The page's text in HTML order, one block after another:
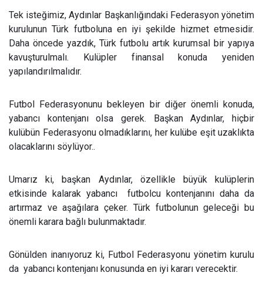
Tek isteğimiz, Aydınlar Başkanlığındaki Federasyon yönetim
kurulunun Türk futboluna en iyi şekilde hizmet etmesidir.
Daha öncede yazdık, Türk futbolu artık kurumsal bir yapıya
kavuşturulmalı. Kulüpler finansal konuda yeniden
yapılandırılmalıdır.
Futbol Federasyonunu bekleyen bir diğer önemli konuda,
yabancı kontenjanı olsa gerek. Başkan Aydınlar, hiçbir
kulübün Federasyonu olmadıklarını, her kulübe eşit uzaklıkta
olacaklarını söylüyor..
Umarız ki, başkan Aydınlar, özellikle büyük kulüplerin
etkisinde kalarak yabancı
futbolcu kontenjanını daha da
artırmaz ve aşağılara çeker. Türk futbolunun geleceği bu
önemli karara bağlı bulunmaktadır.
Gönülden inanıyoruz ki, Futbol Federasyonu yönetim kurulu
da yabancı kontenjanı konusunda en iyi kararı verecektir.